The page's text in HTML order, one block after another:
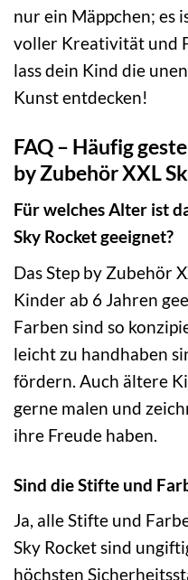
nur ein Mäppchen; es
voller Kreativität und
lass dein Kind die
Kunst entdecken!
FAQ – Häufig
by Zubehör XXL
Für welches Alter ist
Sky Rocket geeignet?
Das Step by Zubehör
Kinder ab 6 Jahren
Farben sind so
leicht zu handhaben
fördern. Auch ältere
gerne malen und
ihre Freude haben.
Sind die Stifte und
Ja, alle Stifte und
Sky Rocket sind
höchsten